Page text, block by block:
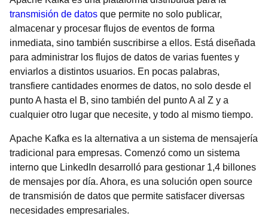
transmisión de datos que permite no solo publicar,
almacenar y procesar flujos de eventos de forma
inmediata, sino también suscribirse a ellos. Está diseñada
para administrar los flujos de datos de varias fuentes y
enviarlos a distintos usuarios. En pocas palabras,
transfiere cantidades enormes de datos, no solo desde el
punto A hasta el B, sino también del punto A al Z y a
cualquier otro lugar que necesite, y todo al mismo tiempo.
Apache Kafka es la alternativa a un sistema de mensajería
tradicional para empresas. Comenzó como un sistema
interno que LinkedIn desarrolló para gestionar 1,4 billones
de mensajes por día. Ahora, es una solución open source
de transmisión de datos que permite satisfacer diversas
necesidades empresariales.